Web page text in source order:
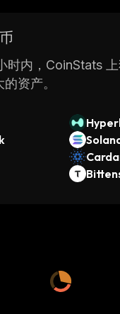
时内，CoinStats 上
资产。